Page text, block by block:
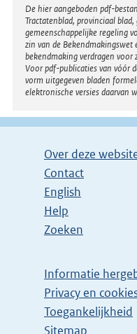
Disclaimer
De hier aangeboden pdf-
Tractatenblad, provinciaal
gemeenschappelijke regeling
zin van de
bekendmaking verdragen
Voor pdf-publicaties van vóór
vorm uitgegeven bladen
elektronische versies daarvan
Over deze
Contact
English
Help
Zoeken
Informatie
Privacy en
Toegankelijkheid
Sitemap